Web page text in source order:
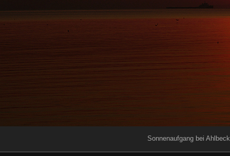
Sonnenaufgang bei Ahlbeck